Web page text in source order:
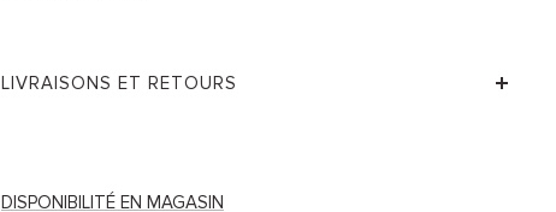
LIVRAISONS ET RETOURS
DISPONIBILITÉ EN MAGASIN